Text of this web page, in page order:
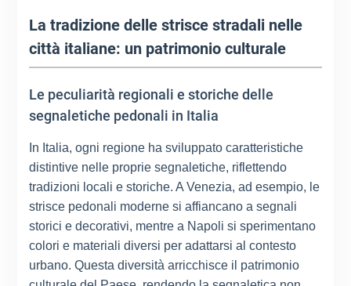
La tradizione delle strisce stradali nelle
città italiane: un patrimonio culturale
Le peculiarità regionali e storiche delle
segnaletiche pedonali in Italia
In Italia, ogni regione ha sviluppato caratteristiche
distintive nelle proprie segnaletiche, riflettendo
tradizioni locali e storiche. A Venezia, ad esempio, le
strisce pedonali moderne si affiancano a segnali
storici e decorativi, mentre a Napoli si sperimentano
colori e materiali diversi per adattarsi al contesto
urbano. Questa diversità arricchisce il patrimonio